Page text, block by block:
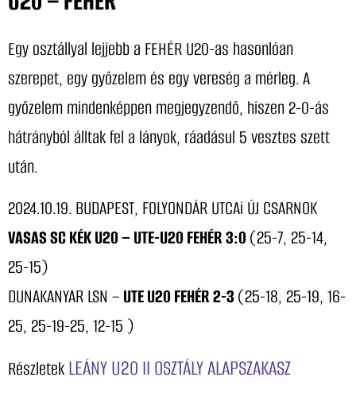
Egy osztállyal lejjebb a FEHÉR U20-as hasonlóan
szerepet, egy győzelem és egy vereség a mérleg. A
győzelem mindenképpen megjegyzendő, hiszen 2-0-ás
hátrányból álltak fel a lányok, ráadásul 5 vesztes szett
után.
2024.10.19. BUDAPEST, FOLYONDÁR UTCAi ÚJ CSARNOK
VASAS SC KÉK U20 – UTE-U20 FEHÉR 3:0(25-7, 25-14,
25-15)
DUNAKANYAR LSN –UTE U20 FEHÉR 2-3(25-18, 25-19, 16-
25, 25-19-25, 12-15 )
RészletekLEÁNY U20 II OSZTÁLY ALAPSZAKASZ